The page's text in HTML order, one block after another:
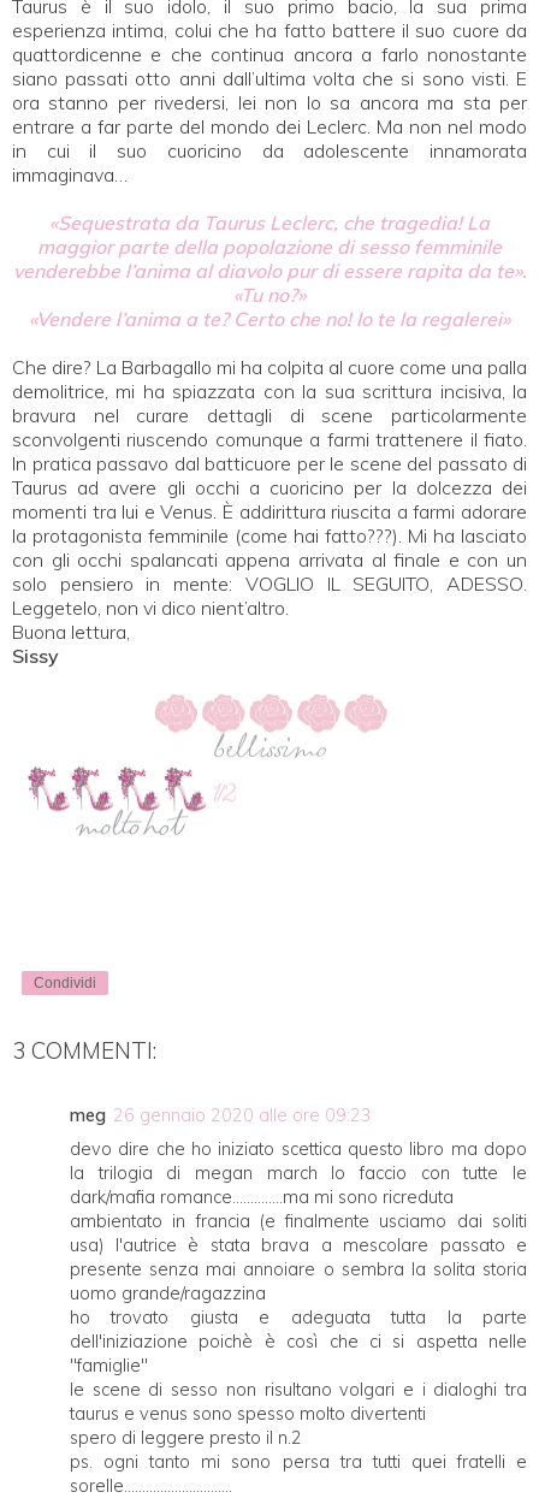
Taurus è il suo idolo, il suo primo bacio, la sua prima
esperienza intima, colui che ha fatto battere il suo cuore da
quattordicenne e che continua ancora a farlo nonostante
siano passati otto anni dall’ultima volta che si sono visti. E
ora stanno per rivedersi, lei non lo sa ancora ma sta per
entrare a far parte del mondo dei Leclerc. Ma non nel modo
in cui il suo cuoricino da adolescente innamorata
immaginava…
«Sequestrata da Taurus Leclerc, che tragedia! La
maggior parte della popolazione di sesso femminile
venderebbe l’anima al diavolo pur di essere rapita da te».
«Tu no?»
«Vendere l’anima a te? Certo che no! Io te la regalerei»
Che dire? La Barbagallo mi ha colpita al cuore come una palla
demolitrice, mi ha spiazzata con la sua scrittura incisiva, la
bravura nel curare dettagli di scene particolarmente
sconvolgenti riuscendo comunque a farmi trattenere il fiato.
In pratica passavo dal batticuore per le scene del passato di
Taurus ad avere gli occhi a cuoricino per la dolcezza dei
momenti tra lui e Venus. È addirittura riuscita a farmi adorare
la protagonista femminile (come hai fatto???). Mi ha lasciato
con gli occhi spalancati appena arrivata al finale e con un
solo pensiero in mente: VOGLIO IL SEGUITO, ADESSO.
Leggetelo, non vi dico nient’altro.
Buona lettura,
Sissy
Condividi
3 COMMENTI:
meg 26 gennaio 2020 alle ore 09:23
devo dire che ho iniziato scettica questo libro ma dopo
la trilogia di megan march lo faccio con tutte le
dark/mafia romance..............ma mi sono ricreduta
ambientato in francia (e finalmente usciamo dai soliti
usa) l'autrice è stata brava a mescolare passato e
presente senza mai annoiare o sembra la solita storia
uomo grande/ragazzina
ho trovato giusta e adeguata tutta la parte
dell'iniziazione poichè è così che ci si aspetta nelle
"famiglie"
le scene di sesso non risultano volgari e i dialoghi tra
taurus e venus sono spesso molto divertenti
spero di leggere presto il n.2
ps. ogni tanto mi sono persa tra tutti quei fratelli e
sorelle..............................